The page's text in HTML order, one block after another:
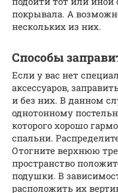
покрывала. А
нескольких из них.
Способы
Если у вас нет
аксессуаров,
и без них. В данном
однотонному
которого хорошо
спальни.
Отогните верхнюю
пространство
подушки. В
расположить их